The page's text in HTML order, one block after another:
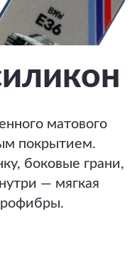
матового
покрытием.
боковые грани,
— мягкая